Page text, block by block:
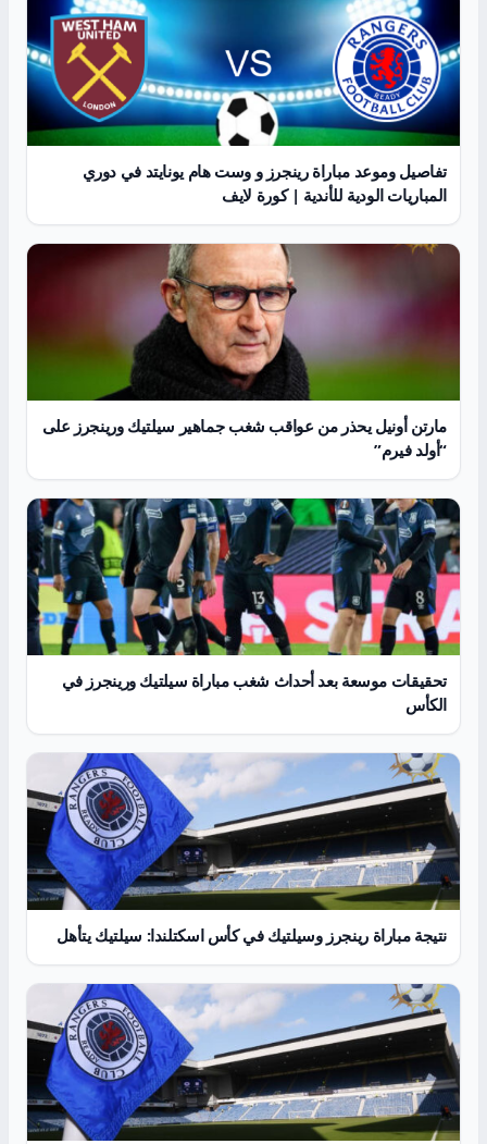
تفاصيل وموعد مباراة رينجرز و وست هام يونايتد في دوري
المباريات الودية للأندية | كورة لايف
مارتن أونيل يحذر من عواقب شغب جماهير سيلتيك ورينجرز على
“أولد فيرم”
تحقيقات موسعة بعد أحداث شغب مباراة سيلتيك ورينجرز في
الكأس
نتيجة مباراة رينجرز وسيلتيك في كأس اسكتلندا: سيلتيك يتأهل